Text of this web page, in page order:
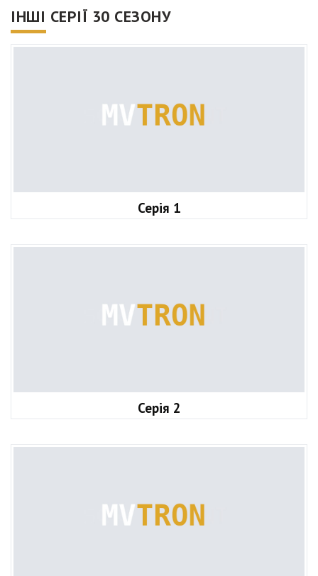
ІНШІ СЕРІЇ 30 СЕЗОНУ
Серія 1
Серія 2